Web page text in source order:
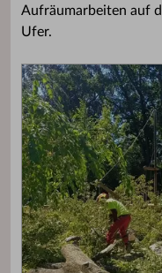
Aufräumarbeiten auf
Ufer.